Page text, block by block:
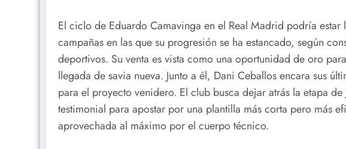
El ciclo de Eduardo Camavinga en el Real Madrid podría
campañas en las que su progresión se ha estancado, según
deportivos. Su venta es vista como una oportunidad de oro
llegada de savia nueva. Junto a él, Dani Ceballos encara sus
para el proyecto venidero. El club busca dejar atrás la etapa
testimonial para apostar por una plantilla más corta pero más
aprovechada al máximo por el cuerpo técnico.